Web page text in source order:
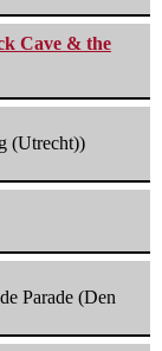
Cave & the
(Utrecht))
Parade (Den